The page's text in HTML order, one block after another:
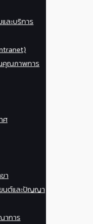
ละบริการ
คุณภาพการ
ศ
า
นต์และปัญญา
าการ